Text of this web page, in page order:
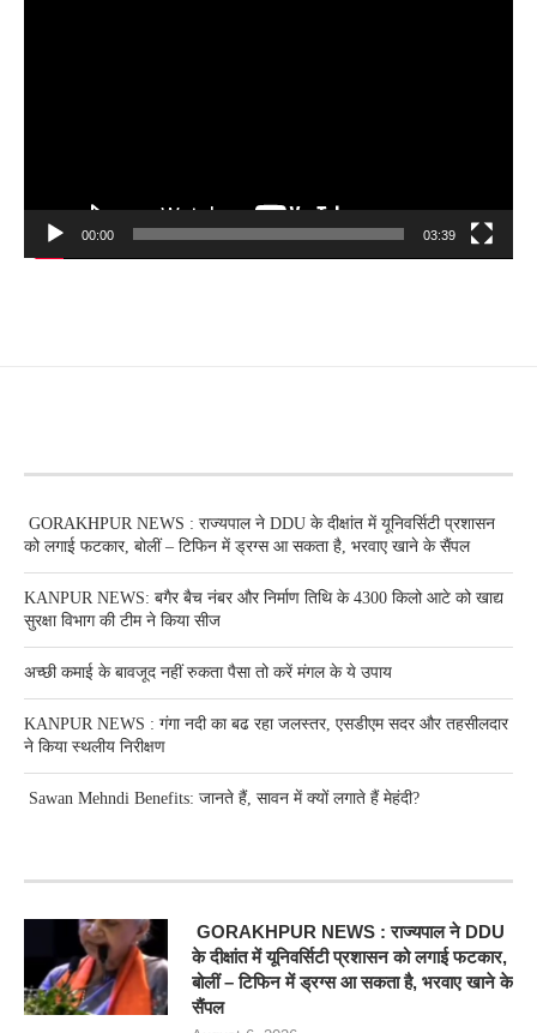
00:00 03:39
GORAKHPUR NEWS : राज्यपाल ने DDU के दीक्षांत में यूनिवर्सिटी प्रशासन
को लगाई फटकार, बोलीं – टिफिन में ड्रग्स आ सकता है, भरवाए खाने के सैंपल
KANPUR NEWS: बगैर बैच नंबर और निर्माण तिथि के 4300 किलो आटे को खाद्य
सुरक्षा विभाग की टीम ने किया सीज
अच्छी कमाई के बावजूद नहीं रुकता पैसा तो करें मंगल के ये उपाय
KANPUR NEWS : गंगा नदी का बढ रहा जलस्तर, एसडीएम सदर और तहसीलदार
ने किया स्थलीय निरीक्षण
Sawan Mehndi Benefits: जानते हैं, सावन में क्यों लगाते हैं मेहंदी?
GORAKHPUR NEWS : राज्यपाल ने DDU
के दीक्षांत में यूनिवर्सिटी प्रशासन को लगाई फटकार,
बोलीं – टिफिन में ड्रग्स आ सकता है, भरवाए खाने के
सैंपल